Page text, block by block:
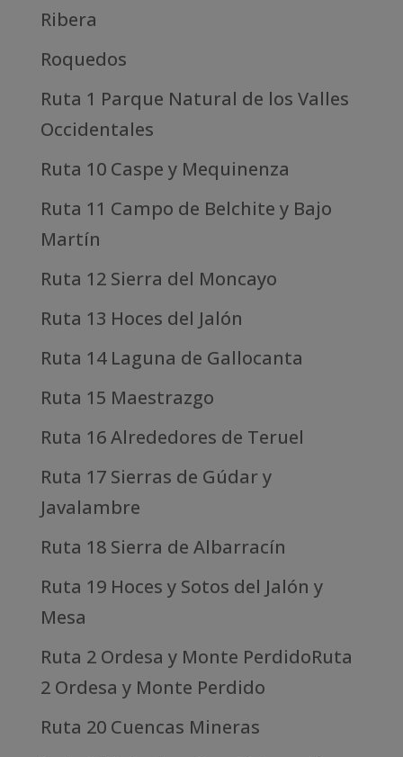
Ribera
Roquedos
Ruta 1 Parque Natural de los Valles
Occidentales
Ruta 10 Caspe y Mequinenza
Ruta 11 Campo de Belchite y Bajo
Martín
Ruta 12 Sierra del Moncayo
Ruta 13 Hoces del Jalón
Ruta 14 Laguna de Gallocanta
Ruta 15 Maestrazgo
Ruta 16 Alrededores de Teruel
Ruta 17 Sierras de Gúdar y
Javalambre
Ruta 18 Sierra de Albarracín
Ruta 19 Hoces y Sotos del Jalón y
Mesa
Ruta 2 Ordesa y Monte PerdidoRuta
2 Ordesa y Monte Perdido
Ruta 20 Cuencas Mineras